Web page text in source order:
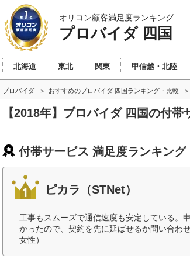
オリコン顧客満足度ランキング
プロバイダ 四国
北海道 東北 関東 甲信越・北陸
プロバイダ おすすめのプロバイダ 四国ランキング・比較
【2018年】プロバイダ 四国の付
付帯サービス 満足度ランキング
ピカラ（STNet）
工事もスムーズで通信速度も安定している。
かったので、契約を先に延ばせるか問い合わ
女性）